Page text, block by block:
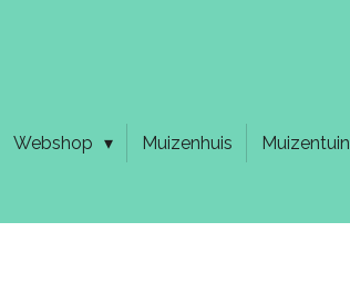
Webshop Muizenhuis Muizentuin